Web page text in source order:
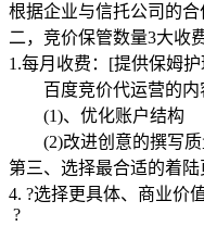
根据企业与信托公司的
二，竞价保管数量3大收
1.每月收费：[提供保姆
百度竞价代运营的内
(1)、优化账户结构
(2)改进创意的撰写质
第三、选择最合适的着
4. ?选择更具体、商业价
?